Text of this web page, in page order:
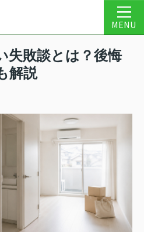
MENU
失敗談とは？後悔
解説